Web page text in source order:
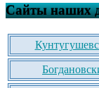
Сайты наших